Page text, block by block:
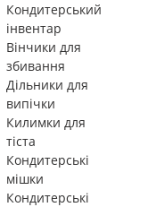
Кондитерський
інвентар
Вінчики для
збивання
Дільники для
випічки
Килимки для
тіста
Кондитерські
мішки
Кондитерські